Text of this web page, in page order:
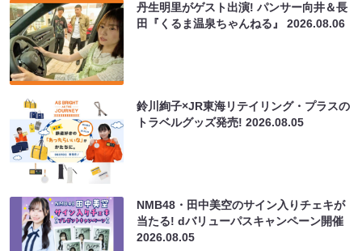
丹生明里がゲスト出演! パンサー向井＆長
田『くるま温泉ちゃんねる』2026.08.06
鈴川絢子×JR東海リテイリング・プラスの
トラベルグッズ発売!2026.08.05
NMB48・田中美空のサイン入りチェキが
当たる! dバリューパスキャンペーン開催
2026.08.05